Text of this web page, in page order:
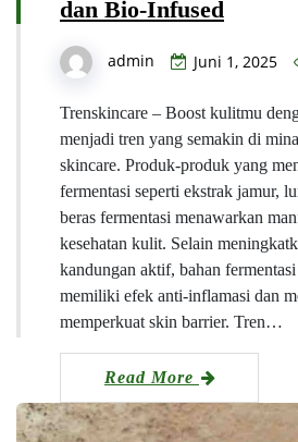
dan Bio-Infused
admin Juni 1, 2025
Trenskincare – Boost kulitmu
menjadi tren yang semakin di
skincare. Produk-produk yang
fermentasi seperti ekstrak jamur,
beras fermentasi menawarkan
kesehatan kulit. Selain
kandungan aktif, bahan
memiliki efek anti-inflamasi dan
memperkuat skin barrier. Tren…
Read More